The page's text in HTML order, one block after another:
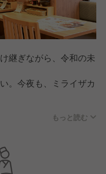
継ぎながら、令和の未
。今夜も、ミライザカ
空間で、ハイボール片
旨い一皿に、顔がほこ
もっと読む